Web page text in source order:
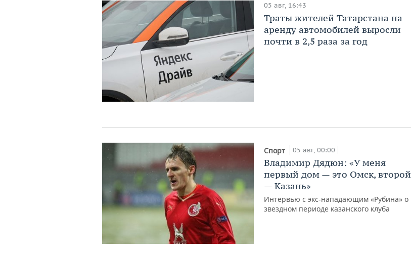
05 авг, 16:43
Траты жителей Татарстана на
аренду автомобилей выросли
почти в 2,5 раза за год
Спорт 05 авг, 00:00
Владимир Дядюн: «У меня
первый дом — это Омск, второй
— Казань»
Интервью с экс-нападающим «Рубина» о
звездном периоде казанского клуба